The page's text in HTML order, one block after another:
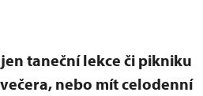
taneční lekce či pikniku
nebo mít celodenní